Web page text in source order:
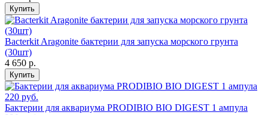
Купить
Bacterkit Aragonite бактерии для запуска морского грунта
(30шт)
4 650 р.
Купить
Бактерии для аквариума PRODIBIO BIO DIGEST 1 ампула